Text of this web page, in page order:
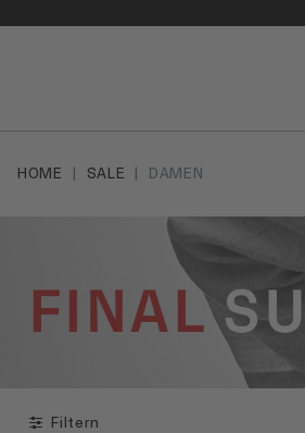
HOME SALE DAMEN
Filtern